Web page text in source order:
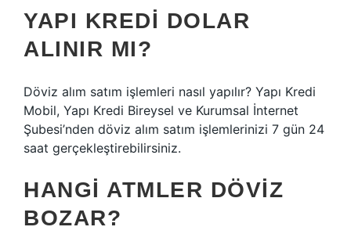
YAPI KREDI DOLAR
ALINIR MI?
Döviz alım satım işlemleri nasıl yapılır? Yapı Kredi
Mobil, Yapı Kredi Bireysel ve Kurumsal İnternet
Şubesi’nden döviz alım satım işlemlerinizi 7 gün 24
saat gerçekleştirebilirsiniz.
HANGI ATMLER DÖVIZ
BOZAR?